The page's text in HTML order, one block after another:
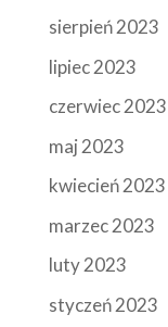
sierpień 2023
lipiec 2023
czerwiec 2023
maj 2023
kwiecień 2023
marzec 2023
luty 2023
styczeń 2023